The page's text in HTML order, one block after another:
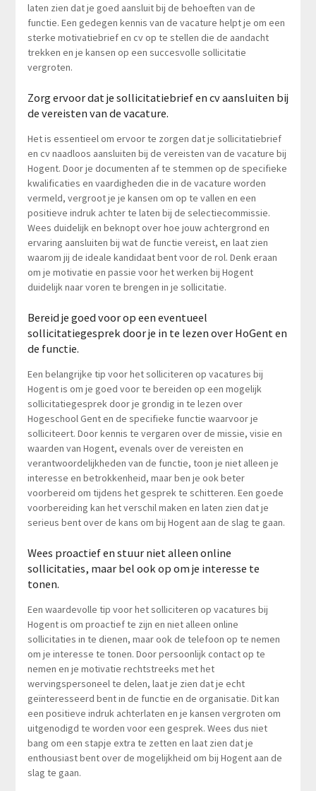
laten zien dat je goed aansluit bij de behoeften van de
functie. Een gedegen kennis van de vacature helpt je om een
sterke motivatiebrief en cv op te stellen die de aandacht
trekken en je kansen op een succesvolle sollicitatie
vergroten.
Zorg ervoor dat je sollicitatiebrief en cv aansluiten bij
de vereisten van de vacature.
Het is essentieel om ervoor te zorgen dat je sollicitatiebrief
en cv naadloos aansluiten bij de vereisten van de vacature bij
Hogent. Door je documenten af te stemmen op de specifieke
kwalificaties en vaardigheden die in de vacature worden
vermeld, vergroot je je kansen om op te vallen en een
positieve indruk achter te laten bij de selectiecommissie.
Wees duidelijk en beknopt over hoe jouw achtergrond en
ervaring aansluiten bij wat de functie vereist, en laat zien
waarom jij de ideale kandidaat bent voor de rol. Denk eraan
om je motivatie en passie voor het werken bij Hogent
duidelijk naar voren te brengen in je sollicitatie.
Bereid je goed voor op een eventueel
sollicitatiegesprek door je in te lezen over HoGent en
de functie.
Een belangrijke tip voor het solliciteren op vacatures bij
Hogent is om je goed voor te bereiden op een mogelijk
sollicitatiegesprek door je grondig in te lezen over
Hogeschool Gent en de specifieke functie waarvoor je
solliciteert. Door kennis te vergaren over de missie, visie en
waarden van Hogent, evenals over de vereisten en
verantwoordelijkheden van de functie, toon je niet alleen je
interesse en betrokkenheid, maar ben je ook beter
voorbereid om tijdens het gesprek te schitteren. Een goede
voorbereiding kan het verschil maken en laten zien dat je
serieus bent over de kans om bij Hogent aan de slag te gaan.
Wees proactief en stuur niet alleen online
sollicitaties, maar bel ook op om je interesse te
tonen.
Een waardevolle tip voor het solliciteren op vacatures bij
Hogent is om proactief te zijn en niet alleen online
sollicitaties in te dienen, maar ook de telefoon op te nemen
om je interesse te tonen. Door persoonlijk contact op te
nemen en je motivatie rechtstreeks met het
wervingspersoneel te delen, laat je zien dat je echt
geïnteresseerd bent in de functie en de organisatie. Dit kan
een positieve indruk achterlaten en je kansen vergroten om
uitgenodigd te worden voor een gesprek. Wees dus niet
bang om een stapje extra te zetten en laat zien dat je
enthousiast bent over de mogelijkheid om bij Hogent aan de
slag te gaan.